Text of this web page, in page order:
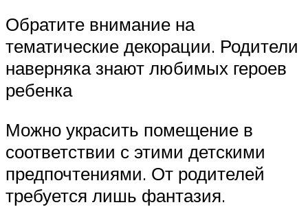
Обратите внимание на
тематические декорации. Родители
наверняка знают любимых героев
ребенка
Можно украсить помещение в
соответствии с этими детскими
предпочтениями. От родителей
требуется лишь фантазия.